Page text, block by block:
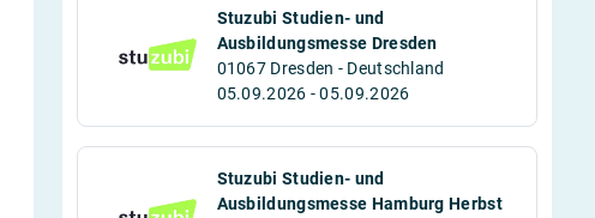
Stuzubi Studien- und
Ausbildungsmesse Dresden
01067 Dresden - Deutschland
05.09.2026 - 05.09.2026
Stuzubi Studien- und
Ausbildungsmesse Hamburg Herbst